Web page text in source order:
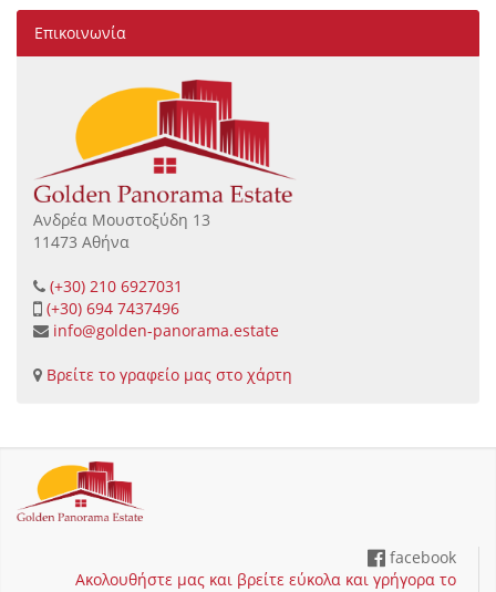
Επικοινωνία
Ανδρέα Μουστοξύδη 13
11473 Αθήνα
(+30) 210 6927031
(+30) 694 7437496
info@golden-panorama.estate
Βρείτε το γραφείο μας στο χάρτη
facebook
Ακολουθήστε μας και βρείτε εύκολα και γρήγορα το